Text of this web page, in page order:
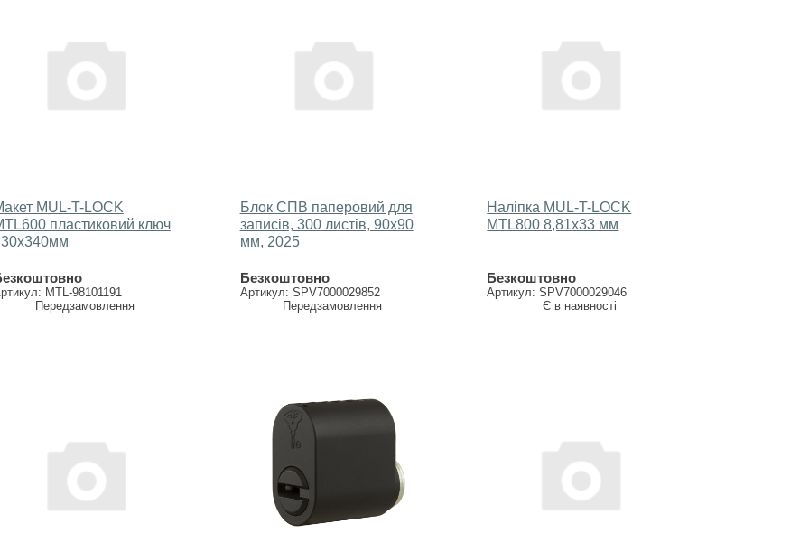
MUL-T-LOCK
пластиковий ключ
MTL-98101191
Передзамовлення
Блок СПВ паперовий для
записів, 300 листів, 90х90
мм, 2025
Безкоштовно
Артикул: SPV7000029852
Передзамовлення
Наліпка MUL-T-LOCK
МTL800 8,81х33 мм
Безкоштовно
Артикул: SPV7000029046
Є в наявності